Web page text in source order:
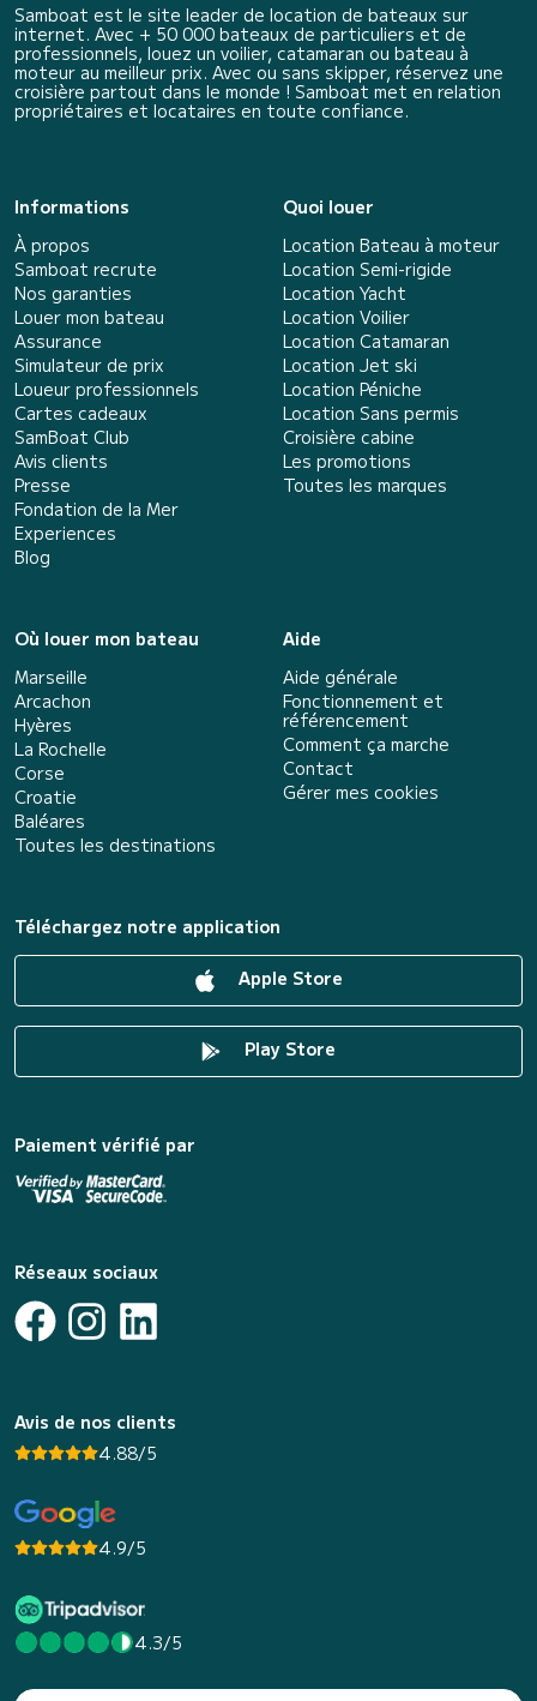
Samboat est le site leader de location de bateaux sur
internet. Avec + 50 000 bateaux de particuliers et de
professionnels, louez un voilier, catamaran ou bateau à
moteur au meilleur prix. Avec ou sans skipper, réservez une
croisière partout dans le monde ! Samboat met en relation
propriétaires et locataires en toute confiance.
Informations
À propos
Samboat recrute
Nos garanties
Louer mon bateau
Assurance
Simulateur de prix
Loueur professionnels
Cartes cadeaux
SamBoat Club
Avis clients
Presse
Fondation de la Mer
Experiences
Blog
Quoi louer
Location Bateau à moteur
Location Semi-rigide
Location Yacht
Location Voilier
Location Catamaran
Location Jet ski
Location Péniche
Location Sans permis
Croisière cabine
Les promotions
Toutes les marques
Où louer mon bateau
Marseille
Arcachon
Hyères
La Rochelle
Corse
Croatie
Baléares
Toutes les destinations
Aide
Aide générale
Fonctionnement et
référencement
Comment ça marche
Contact
Gérer mes cookies
Téléchargez notre application
Apple Store
Play Store
Paiement vérifié par
Réseaux sociaux
Avis de nos clients
4.88/5
4.9/5
4.3/5